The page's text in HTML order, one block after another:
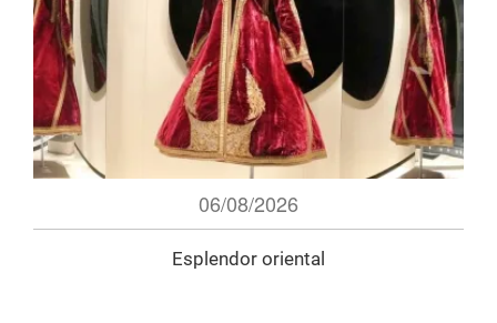
06/08/2026
Esplendor oriental